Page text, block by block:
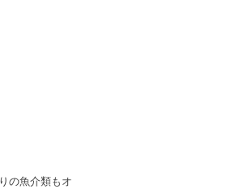
の魚介類もオ